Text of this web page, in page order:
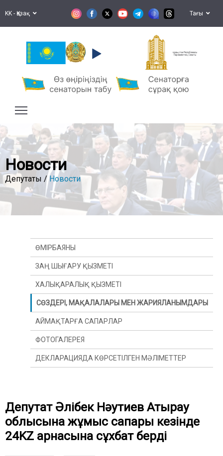
KK - Қазақ Тағы
Қазақстан Республикасы
Парламентінің Сенаты
Новости
Депутаты /Новости
Депутат Әлібек Нәутиев Атырау
облысына жұмыс сапары кезінде
24KZ арнасына сұхбат берді
ӨМІРБАЯНЫ
ЗАҢ ШЫҒАРУ ҚЫЗМЕТІ
ХАЛЫҚАРАЛЫҚ ҚЫЗМЕТІ
СӨЗДЕРІ, МАҚАЛАЛАРЫ МЕН ЖАРИЯЛАНЫМДАРЫ
АЙМАҚТАРҒА САПАРЛАР
ФОТОГАЛЕРЕЯ
ДЕКЛАРАЦИЯДА КӨРСЕТІЛГЕН МӘЛІМЕТТЕР